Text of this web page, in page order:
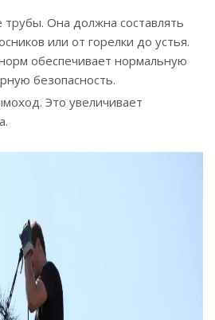
трубы. Она должна составлять
или от горелки до устья.
обеспечивает нормальную
безопасность.
Это увеличивает